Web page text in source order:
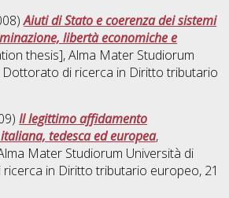
Aiuti di Stato e coerenza dei sistemi
libertà economiche e
thesis], Alma Mater Studiorum
di ricerca in Diritto tributario
Il legittimo affidamento
tedesca ed europea,
Mater Studiorum Università di
in Diritto tributario europeo, 21